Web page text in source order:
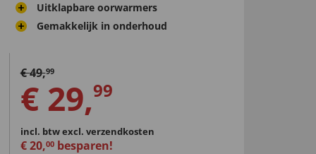
Uitklapbare oorwarmers
Gemakkelijk in onderhoud
€49,99
€ 29,99
incl. btwexcl. verzendkosten
€20,00besparen!